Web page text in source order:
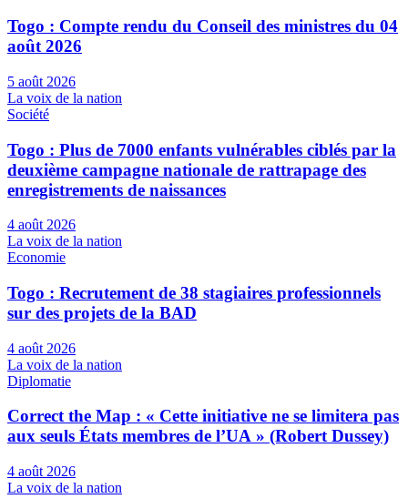
Togo : Compte rendu du Conseil des ministres du 04
août 2026
5 août 2026
La voix de la nation
Société
Togo : Plus de 7000 enfants vulnérables ciblés par la
deuxième campagne nationale de rattrapage des
enregistrements de naissances
4 août 2026
La voix de la nation
Economie
Togo : Recrutement de 38 stagiaires professionnels
sur des projets de la BAD
4 août 2026
La voix de la nation
Diplomatie
Correct the Map : « Cette initiative ne se limitera pas
aux seuls États membres de l’UA » (Robert Dussey)
4 août 2026
La voix de la nation